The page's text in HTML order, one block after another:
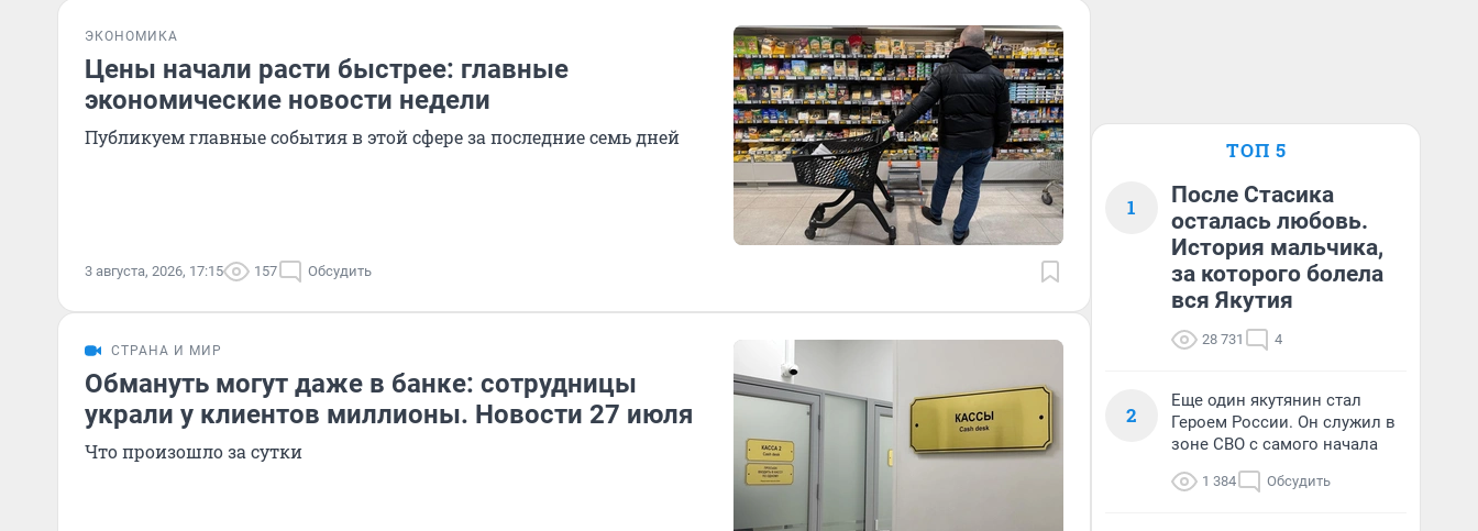
ЭКОНОМИКА
Цены начали расти быстрее: главные
экономические новости недели
Публикуем главные события в этой сфере за последние семь дней
3 августа, 2026, 17:15 157 Обсудить
СТРАНА И МИР
Обмануть могут даже в банке: сотрудницы
украли у клиентов миллионы. Новости 27 июля
Что произошло за сутки
ТОП 5
1
После Стасика
осталась любовь.
История мальчика,
за которого болела
вся Якутия
28 731 4
2
Еще один якутянин стал
Героем России. Он служил в
зоне СВО с самого начала
1 384 Обсудить